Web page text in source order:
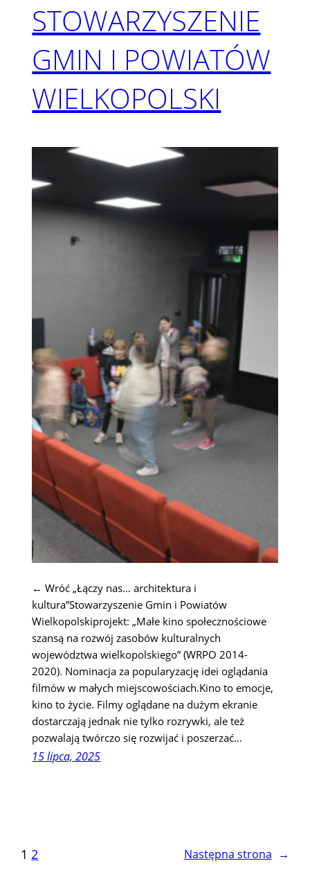
STOWARZYSZENIE
GMIN I POWIATÓW
WIELKOPOLSKI
← Wróć „Łączy nas… architektura i
kultura”Stowarzyszenie Gmin i Powiatów
Wielkopolskiprojekt: „Małe kino społecznościowe
szansą na rozwój zasobów kulturalnych
województwa wielkopolskiego” (WRPO 2014-
2020). Nominacja za popularyzację idei oglądania
filmów w małych miejscowościach.Kino to emocje,
kino to życie. Filmy oglądane na dużym ekranie
dostarczają jednak nie tylko rozrywki, ale też
pozwalają twórczo się rozwijać i poszerzać…
15 lipca, 2025
1 2 Następna strona →